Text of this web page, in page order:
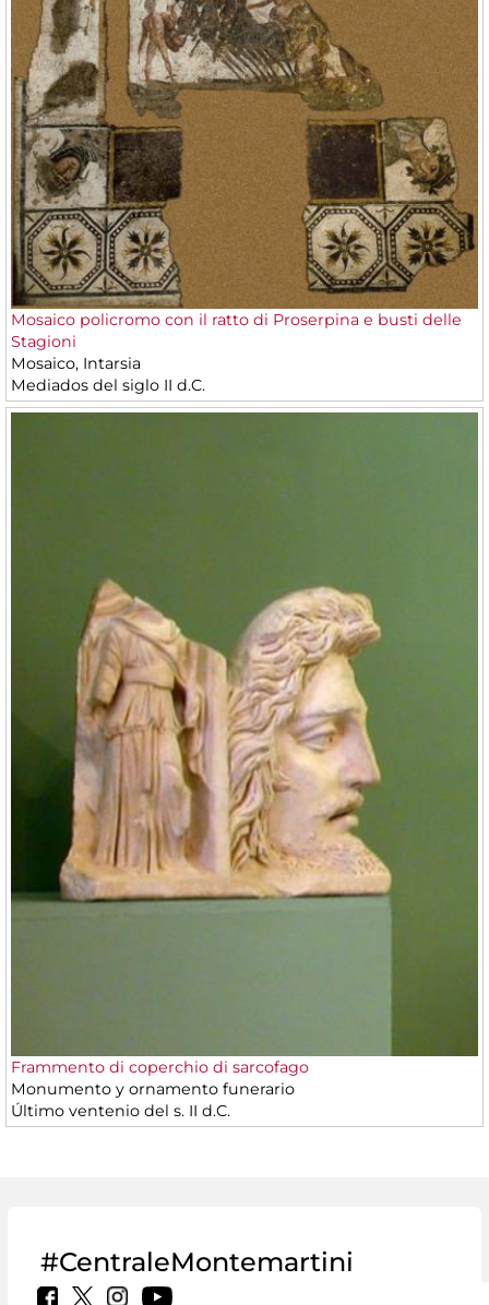
Mosaico policromo con il ratto di Proserpina e busti delle
Stagioni
Mosaico, Intarsia
Mediados del siglo II d.C.
Frammento di coperchio di sarcofago
Monumento y ornamento funerario
Último ventenio del s. II d.C.
#CentraleMontemartini